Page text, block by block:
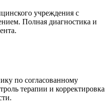
учреждения с
Полная диагностика и
по согласованному
терапии и корректировка